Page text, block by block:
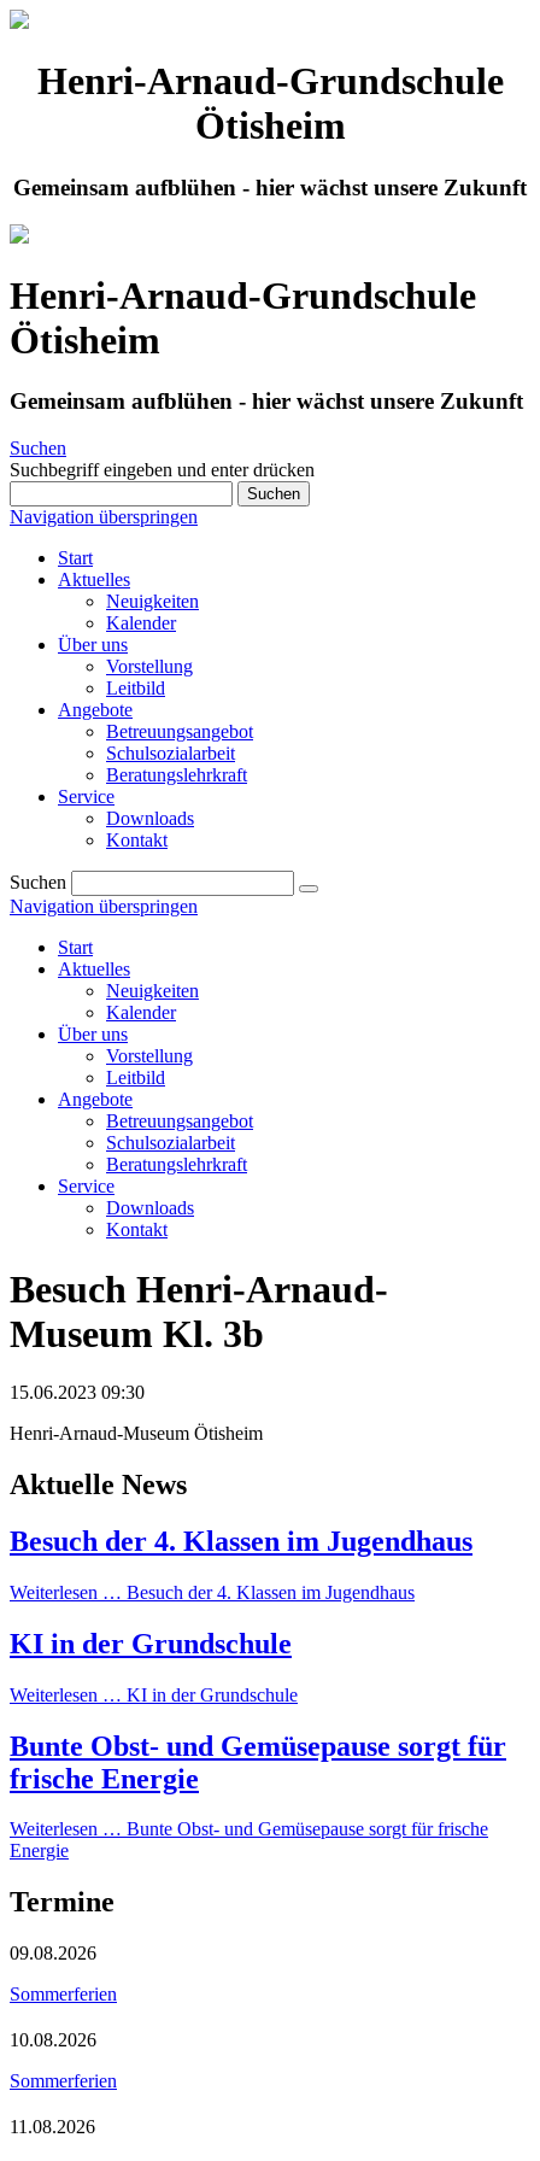
Henri-Arnaud-Grundschule
Ötisheim
Gemeinsam aufblühen - hier wächst unsere Zukunft
Henri-Arnaud-Grundschule
Ötisheim
Gemeinsam aufblühen - hier wächst unsere Zukunft
Suchen
Suchbegriff eingeben und enter drücken
Suchen
Navigation überspringen
Start
Aktuelles
Neuigkeiten
Kalender
Über uns
Vorstellung
Leitbild
Angebote
Betreuungsangebot
Schulsozialarbeit
Beratungslehrkraft
Service
Downloads
Kontakt
Suchen
Navigation überspringen
Start
Aktuelles
Neuigkeiten
Kalender
Über uns
Vorstellung
Leitbild
Angebote
Betreuungsangebot
Schulsozialarbeit
Beratungslehrkraft
Service
Downloads
Kontakt
Besuch Henri-Arnaud-
Museum Kl. 3b
15.06.2023 09:30
Henri-Arnaud-Museum Ötisheim
Aktuelle News
Besuch der 4. Klassen im Jugendhaus
Weiterlesen … Besuch der 4. Klassen im Jugendhaus
KI in der Grundschule
Weiterlesen … KI in der Grundschule
Bunte Obst- und Gemüsepause sorgt für
frische Energie
Weiterlesen … Bunte Obst- und Gemüsepause sorgt für frische
Energie
Termine
09.08.2026
Sommerferien
10.08.2026
Sommerferien
11.08.2026